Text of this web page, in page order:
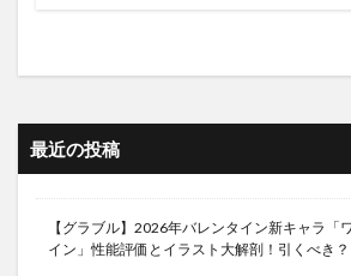
最近の投稿
【グラブル】2026年バレンタイン新キャラ「
イン」性能評価とイラスト大解剖！引くべき？